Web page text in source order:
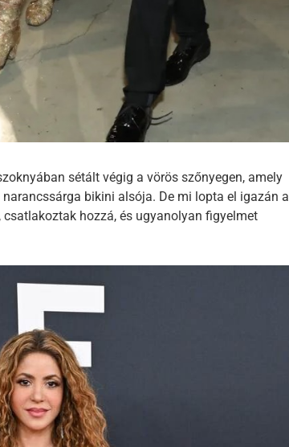
sétált végig a vörös szőnyegen, amely
bikini alsója. De mi lopta el igazán a
hozzá, és ugyanolyan figyelmet